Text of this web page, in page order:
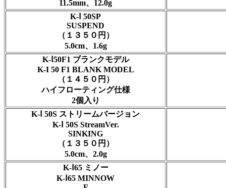
11.5mm、12.0g
K-Ⅰ 50SP
SUSPEND
（１３５０円）
5.0cm、1.6g
K-Ⅰ50F1 ブランクモデル
K-I 50 F1 BLANK MODEL
（１４５０円）
ハイフローティング仕様
2個入り
K-Ⅰ 50S ストリームバージョン
K-Ⅰ 50S StreamVer.
SINKING
（１３５０円）
5.0cm、2.0g
K-Ⅰ65 ミノー
K-Ⅰ65 MINNOW